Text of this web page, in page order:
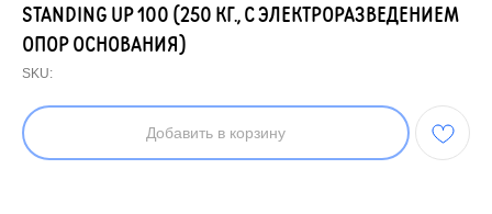
STANDING UP 100 (250 КГ., С ЭЛЕКТРОРАЗВЕДЕНИЕМ
ОПОР ОСНОВАНИЯ)
SKU:
Добавить в корзину